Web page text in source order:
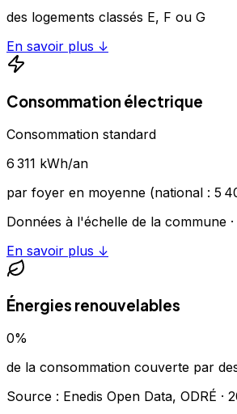
des logements classés E, F ou G
En savoir plus ↓
Consommation électrique
Consommation standard
6 311 kWh/an
par foyer en moyenne (national : 5
Données à l'échelle de la commune
En savoir plus ↓
Énergies renouvelables
0%
de la consommation couverte par
Source : Enedis Open Data, ODRÉ ·